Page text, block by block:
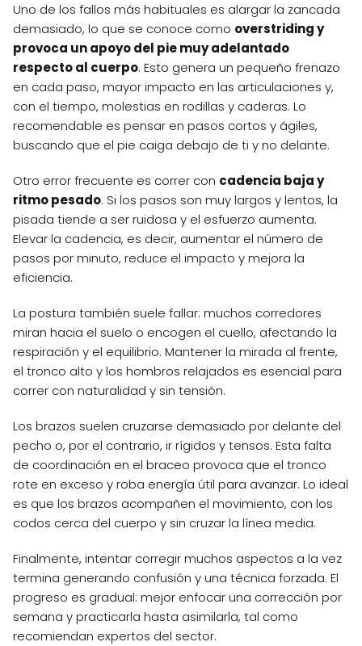
Uno de los fallos más habituales es alargar la zancada
demasiado, lo que se conoce como overstriding y
provoca un apoyo del pie muy adelantado
respecto al cuerpo. Esto genera un pequeño frenazo
en cada paso, mayor impacto en las articulaciones y,
con el tiempo, molestias en rodillas y caderas. Lo
recomendable es pensar en pasos cortos y ágiles,
buscando que el pie caiga debajo de ti y no delante.
Otro error frecuente es correr con cadencia baja y
ritmo pesado. Si los pasos son muy largos y lentos, la
pisada tiende a ser ruidosa y el esfuerzo aumenta.
Elevar la cadencia, es decir, aumentar el número de
pasos por minuto, reduce el impacto y mejora la
eficiencia.
La postura también suele fallar: muchos corredores
miran hacia el suelo o encogen el cuello, afectando la
respiración y el equilibrio. Mantener la mirada al frente,
el tronco alto y los hombros relajados es esencial para
correr con naturalidad y sin tensión.
Los brazos suelen cruzarse demasiado por delante del
pecho o, por el contrario, ir rígidos y tensos. Esta falta
de coordinación en el braceo provoca que el tronco
rote en exceso y roba energía útil para avanzar. Lo ideal
es que los brazos acompañen el movimiento, con los
codos cerca del cuerpo y sin cruzar la línea media.
Finalmente, intentar corregir muchos aspectos a la vez
termina generando confusión y una técnica forzada. El
progreso es gradual: mejor enfocar una corrección por
semana y practicarla hasta asimilarla, tal como
recomiendan expertos del sector.